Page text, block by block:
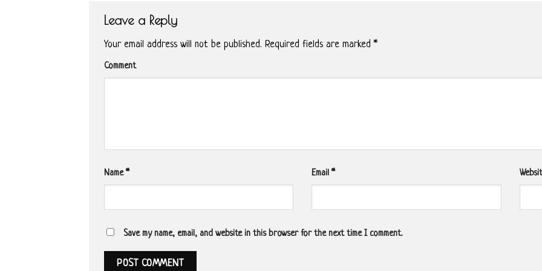
Leave a Reply
Your email address will not be published. Required fields are marked*
Comment
Name* Email*
Save my name, email, and website in this browser for the next time I comment.